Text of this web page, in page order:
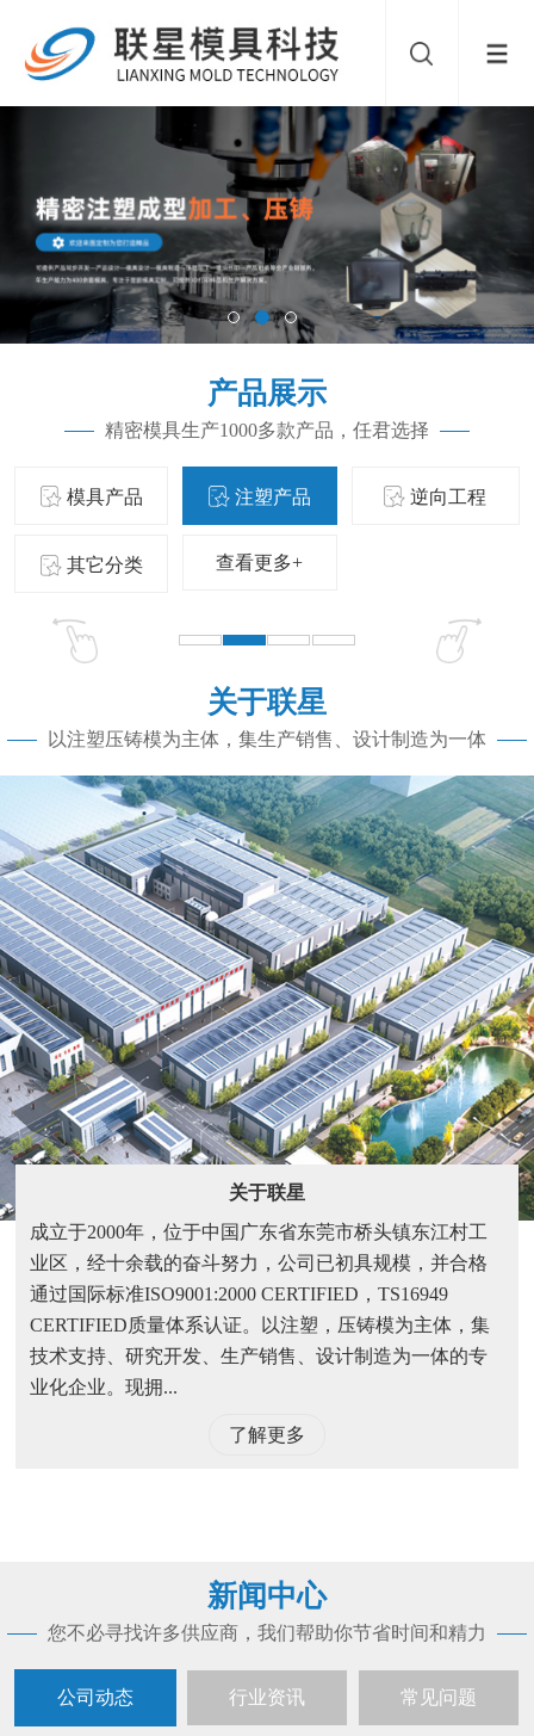
产品展示
精密模具生产1000多款产品，任君选择
模具产品 注塑产品 逆向工程
其它分类 查看更多+
关于联星
以注塑压铸模为主体，集生产销售、设计制造为一体
关于联星
成立于2000年，位于中国广东省东莞市桥头镇东江村工
业区，经十余载的奋斗努力，公司已初具规模，并合格
通过国际标准ISO9001:2000 CERTIFIED，TS16949
CERTIFIED质量体系认证。以注塑，压铸模为主体，集
技术支持、研究开发、生产销售、设计制造为一体的专
业化企业。现拥...
了解更多
新闻中心
您不必寻找许多供应商，我们帮助你节省时间和精力
公司动态 行业资讯 常见问题